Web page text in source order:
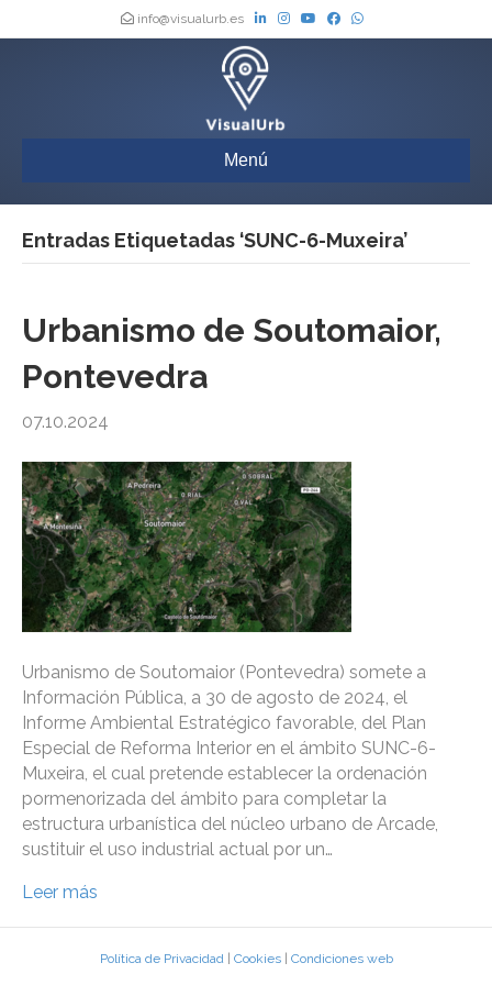
info@visualurb.es
Menú
Entradas Etiquetadas ‘SUNC-6-Muxeira’
Urbanismo de Soutomaior,
Pontevedra
07.10.2024
Urbanismo de Soutomaior (Pontevedra) somete a
Información Pública, a 30 de agosto de 2024, el
Informe Ambiental Estratégico favorable, del Plan
Especial de Reforma Interior en el ámbito SUNC-6-
Muxeira, el cual pretende establecer la ordenación
pormenorizada del ámbito para completar la
estructura urbanística del núcleo urbano de Arcade,
sustituir el uso industrial actual por un…
Leer más
Política de Privacidad| Cookies| Condiciones web